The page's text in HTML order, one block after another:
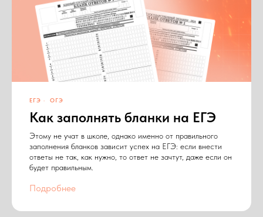
ЕГЭ ОГЭ
Как заполнять бланки на ЕГЭ
Этому не учат в школе, однако именно от правильного
заполнения бланков зависит успех на ЕГЭ: если внести
ответы не так, как нужно, то ответ не зачтут, даже если он
будет правильным.
Подробнее